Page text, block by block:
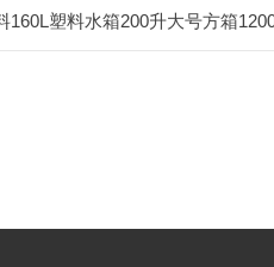
塑料水箱200升大号方箱1200L周转箱耐酸